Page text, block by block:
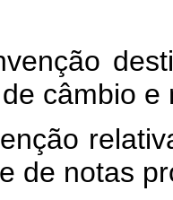
câmbio
relativa
de notas